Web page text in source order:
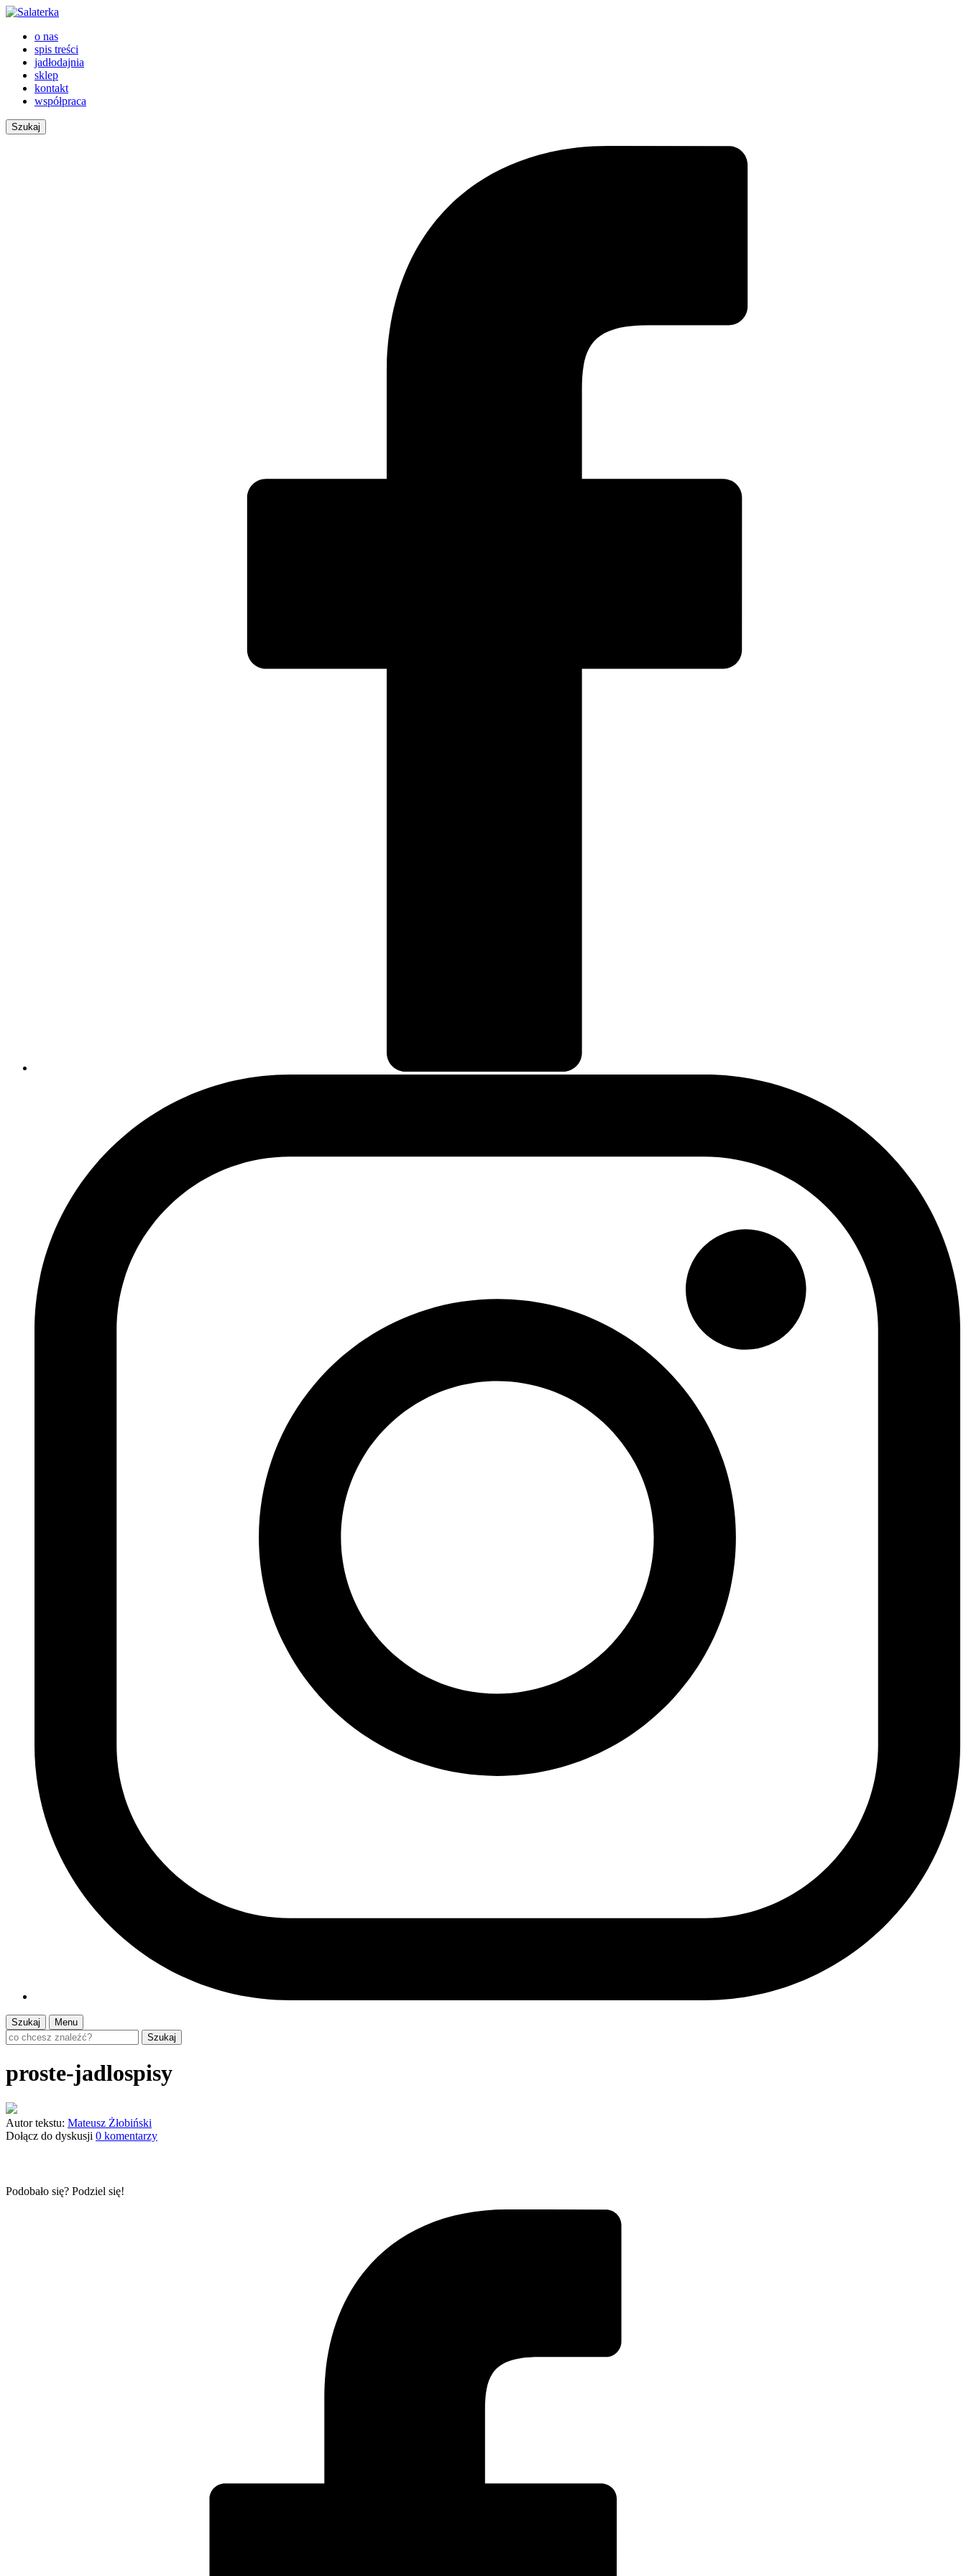
o nas
spis treści
jadłodajnia
sklep
kontakt
współpraca
Szukaj
Szukaj
Menu
Szukaj
proste-jadlospisy
Autor tekstu: Mateusz Żłobiński
Dołącz do dyskusji 0 komentarzy
Podobało się? Podziel się!